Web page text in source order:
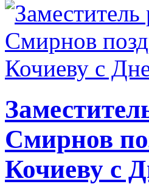
Смирнов
Кочиеву с